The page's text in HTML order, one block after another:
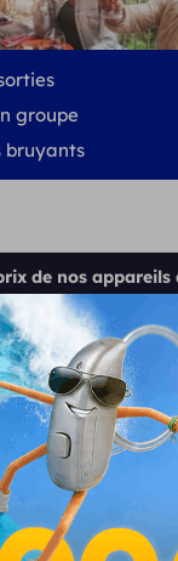
groupe
bruyants
de nos
Total
50000